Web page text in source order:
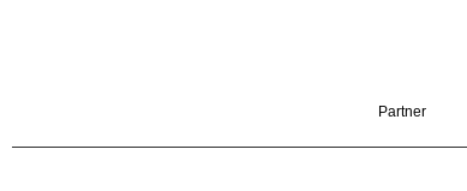
Partner